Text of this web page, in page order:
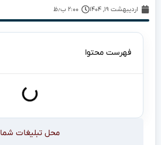
اردیبهشت ۱۹, ۱۴۰۴ ۲:۰۰ ب٫ظ
فهرست محتوا
محل تبلیغات شما